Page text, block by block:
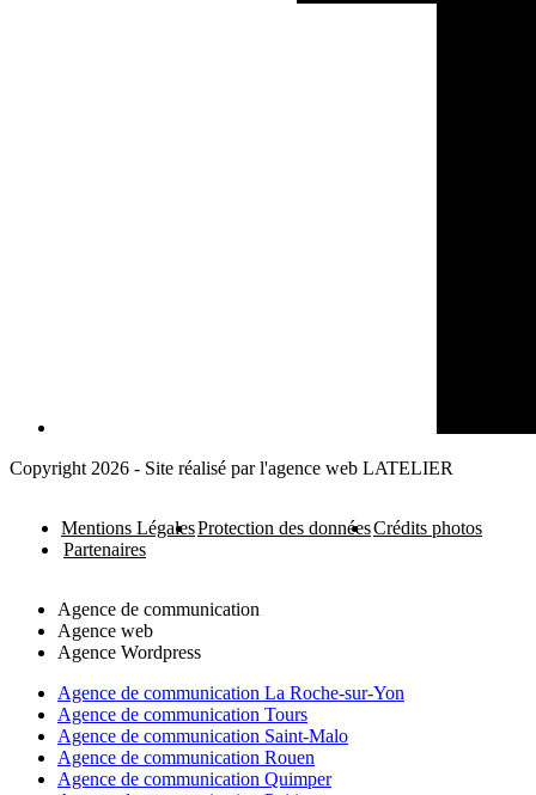
Copyright 2026 - Site réalisé par l'agence web LATELIER
Mentions LégalesProtection des donnéesCrédits photos
Partenaires
Agence de communication
Agence web
Agence Wordpress
Agence de communication La Roche-sur-Yon
Agence de communication Tours
Agence de communication Saint-Malo
Agence de communication Rouen
Agence de communication Quimper